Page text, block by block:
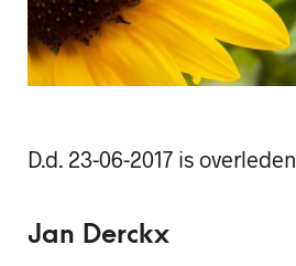
D.d. 23-06-2017 is overleden
Jan Derckx